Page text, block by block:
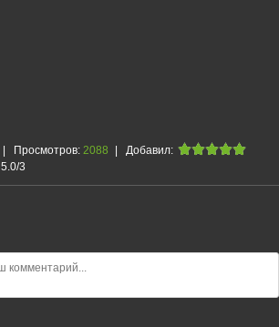
| Просмотров: 2088 | Добавил:
5.0/3